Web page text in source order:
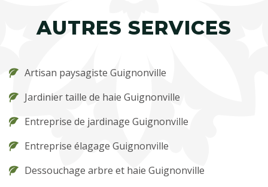
AUTRES SERVICES
Artisan paysagiste Guignonville
Jardinier taille de haie Guignonville
Entreprise de jardinage Guignonville
Entreprise élagage Guignonville
Dessouchage arbre et haie Guignonville